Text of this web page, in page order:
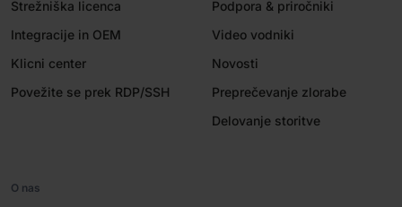
Strežniška licenca
Integracije in OEM
Klicni center
Povežite se prek RDP/SSH
Podpora & priročniki
Video vodniki
Novosti
Preprečevanje zlorabe
Delovanje storitve
O nas